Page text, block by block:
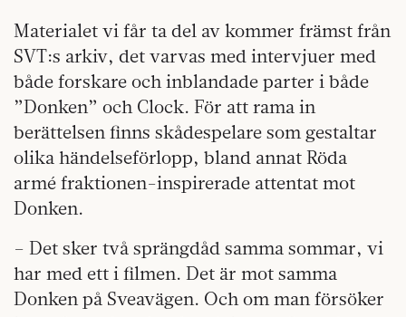
Materialet vi får ta del av kommer främst från
SVT:s arkiv, det varvas med intervjuer med
både forskare och inblandade parter i både
”Donken” och Clock. För att rama in
berättelsen finns skådespelare som gestaltar
olika händelseförlopp, bland annat Röda
armé fraktionen-inspirerade attentat mot
Donken.
– Det sker två sprängdåd samma sommar, vi
har med ett i filmen. Det är mot samma
Donken på Sveavägen. Och om man försöker